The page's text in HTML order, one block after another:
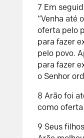
7 Em
“Venha até
oferta pelo
para fazer
pelo povo.
para fazer
o Senhor
8 Arão foi
como
9 Seus